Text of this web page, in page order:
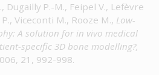
., Dugailly P.-M., Feipel V., Lefèvre
Viceconti M., Rooze M., Low-
A solution for in vivo medical
specific 3D bone modelling?,
21, 992-998.